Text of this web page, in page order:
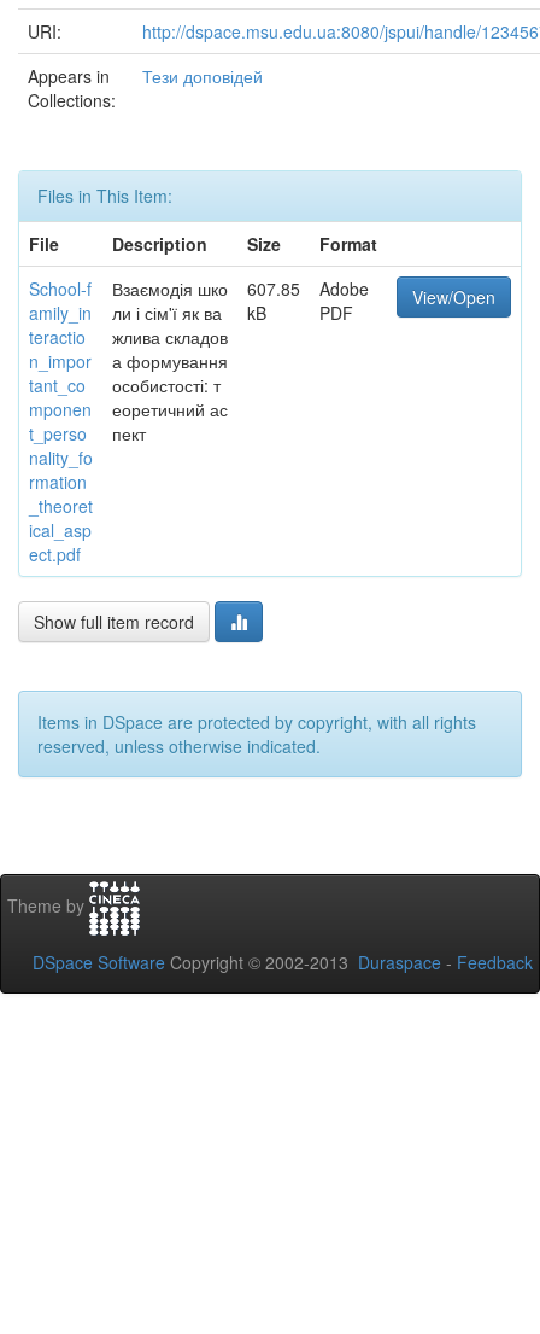
URI:
http://dspace.msu.edu.ua:8080/jspui/handle/
Appears in
Collections:
Тези доповідей
Files in This Item:
File
Description Size
Format
School-f
amily_in
teractio
n_impor
tant_co
mponen
t_perso
nality_fo
rmation
_theoret
ical_asp
ect.pdf
Взаємодія шко
ли і сім'ї як ва
жлива складов
а формування
особистості: т
еоретичний ас
пект
607.85
kB
Adobe
PDF
View/Open
Show full item record
Items in DSpace are protected by copyright, with all rights
reserved, unless otherwise indicated.
Theme by
DSpace Software Copyright © 2002-2013 Duraspace - Feedback